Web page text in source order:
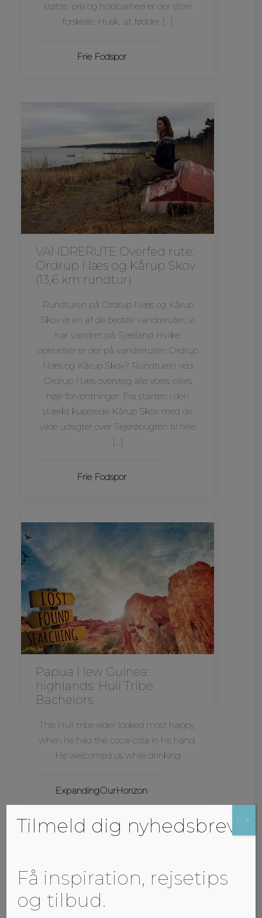
støtte, pris og holdbarhed er der store
forskelle. Husk, at fødder […]
Frie Fodspor
VANDRERUTE Overfed rute:
Ordrup Næs og Kårup Skov
(13,6 km rundtur)
Rundturen på Ordrup Næs og Kårup
Skov er en af de bedste vandreruter, vi
har vandret på Sjælland Hvilke
oplevelser er der på vandreruten Ordrup
Næs og Kårup Skov? Rundturen ved
Ordrup Næs oversteg alle vores ellers
høje forventninger: Fra starten i den
stærkt kuperede Kårup Skov med de
vilde udsigter over Sejerøbugten til hele
[…]
Frie Fodspor
Papua New Guinea:
highlands. Huli Tribe
Bachelors.
This Huli tribe elder looked most happy,
when he had the coca-cola in his hand.
He welcomed us while drinking
ExpandingOurHorizon
Tilmeld dig nyhedsbrev
Få inspiration, rejsetips
og tilbud.
LUK